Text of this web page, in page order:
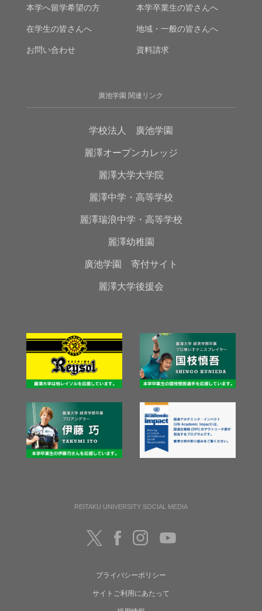
本学へ留学希望の方 本学卒業生の皆さんへ
在学生の皆さんへ 地域・一般の皆さんへ
お問い合わせ 資料請求
廣池学園 関連リンク
学校法人 廣池学園
麗澤オープンカレッジ
麗澤大学大学院
麗澤中学・高等学校
麗澤瑞浪中学・高等学校
麗澤幼稚園
廣池学園 寄付サイト
麗澤大学後援会
REITAKU UNIVERSITY SOCIAL MEDIA
プライバシーポリシー
サイトご利用にあたって